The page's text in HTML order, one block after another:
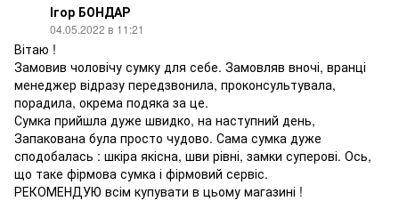
Ігор БОНДАР
04.05.2022 в 11:21
Вітаю !
Замовив чоловічу сумку для себе. Замовляв вночі, вранці
менеджер відразу передзвонила, проконсультувала,
порадила, окрема подяка за це.
Сумка прийшла дуже швидко, на наступний день,
Запакована була просто чудово. Сама сумка дуже
сподобалась : шкіра якісна, шви рівні, замки суперові. Ось,
що таке фірмова сумка і фірмовий сервіс.
РЕКОМЕНДУЮ всім купувати в цьому магазині !